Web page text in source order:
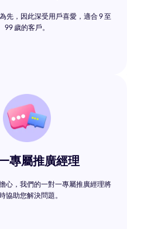
先，因此深受用戶喜愛，適合 9 至
99 歲的客戶。
專屬推廣經理
心，我們的一對一專屬推廣經理將
協助您解決問題。